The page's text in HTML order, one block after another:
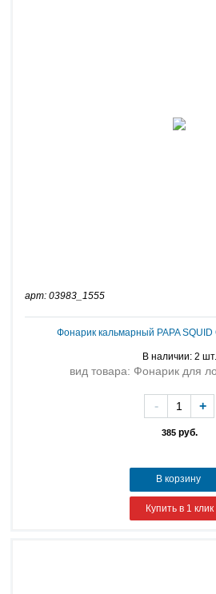
арт: 03983_1555
Фонарик кальмарный PAPA SQUID
В наличии: 2 шт.
вид товара: Фонарик для
385руб.
- +
В корзину
Купить в 1 клик